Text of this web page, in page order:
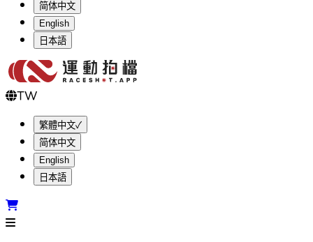
简体中文
English
日本語
TW
繁體中文✓
简体中文
English
日本語